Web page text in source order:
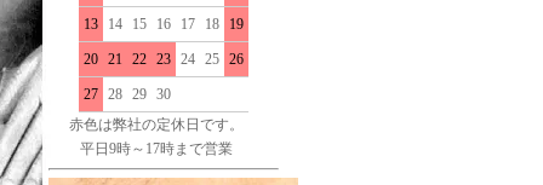
13 14 15 16 17 18 19
20 21 22 23 24 25 26
27 28 29 30
赤色は弊社の定休日です。
平日9時～17時まで営業